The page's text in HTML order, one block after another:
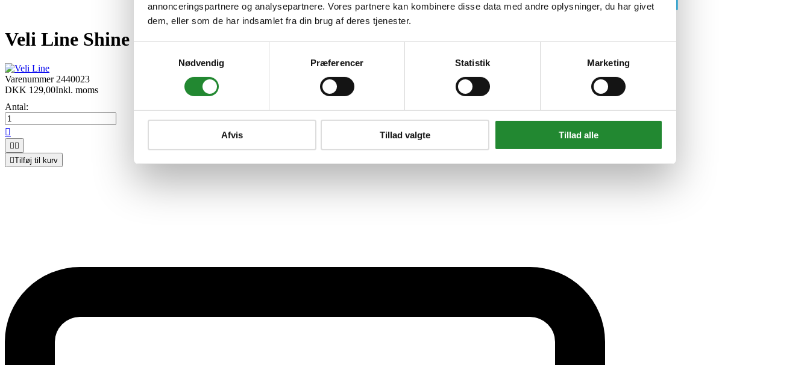
annonceringspartnere og analysepartnere. Vores partnere kan kombinere disse data med andre oplysninger, du har givet
dem, eller som de har indsamlet fra din brug af deres tjenester.
Nødvendig
Præferencer Statistik Marketing
Afvis Tillad valgte Tillad alle
Veli Line Shine Touch Lampe. - Vl 31150
Varenummer 2440023
DKK 129,00Inkl. moms
Antal:

 
Tilføj til kurv